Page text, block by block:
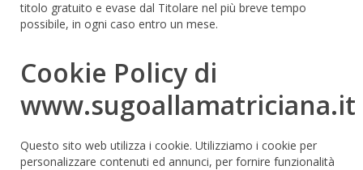
titolo gratuito e evase dal Titolare nel più breve tempo
possibile, in ogni caso entro un mese.
Cookie Policy di
www.sugoallamatriciana.it
Questo sito web utilizza i cookie. Utilizziamo i cookie per
personalizzare contenuti ed annunci, per fornire funzionalità